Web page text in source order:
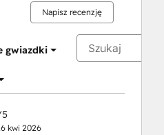
Napisz recenzję
gwiazdki
kwi 2026